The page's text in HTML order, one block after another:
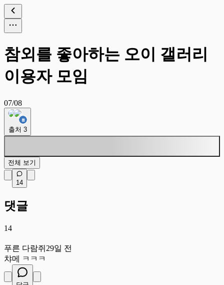
참외를 좋아하는 오이 갤러리
이용자 모임
07/08
출처 3
전체 보기
14
댓글
14
푸른 다람쥐 29일 전
챠메 ㅋㅋㅋ